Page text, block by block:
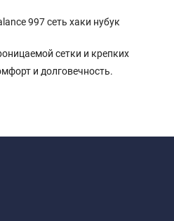
997 сеть хаки нубук
сетки и крепких
и долговечность.